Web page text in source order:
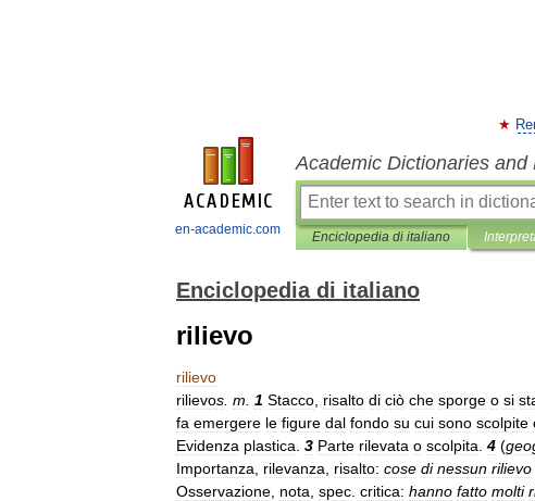
en-academic.com
Academic Dictionaries and
Enciclopedia di italiano
Enciclopedia di italiano
rilievo
rilievo
rilievos m 1 Stacco risalto di ciò che sporge o si
fa emergere le figure dal fondo su cui sono scolpite
Evidenza plastica 3 Parte rilevata o scolpita 4 (
Importanza
rilevanza risalto: cose di nessun rilievo
Osservazione nota spec critica: hanno fatto molti